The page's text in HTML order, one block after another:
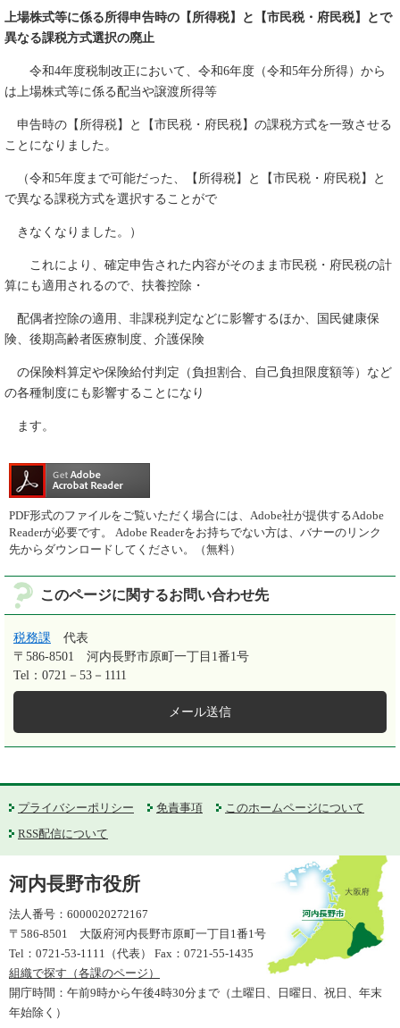
上場株式等に係る所得申告時の【所得税】と【市民税・府民税】とで
異なる課税方式選択の廃止
令和4年度税制改正において、令和6年度（令和5年分所得）から
は上場株式等に係る配当や譲渡所得等
申告時の【所得税】と【市民税・府民税】の課税方式を一致させる
ことになりました。
（令和5年度まで可能だった、【所得税】と【市民税・府民税】と
で異なる課税方式を選択することがで
きなくなりました。）
これにより、確定申告された内容がそのまま市民税・府民税の計
算にも適用されるので、扶養控除・
配偶者控除の適用、非課税判定などに影響するほか、国民健康保
険、後期高齢者医療制度、介護保険
の保険料算定や保険給付判定（負担割合、自己負担限度額等）など
の各種制度にも影響することになり
ます。
PDF形式のファイルをご覧いただく場合には、Adobe社が提供するAdobe
Readerが必要です。
Adobe Readerをお持ちでない方は、バナーのリンク
先からダウンロードしてください。（無料）
このページに関するお問い合わせ先
税務課
代表
〒586-8501
河内長野市原町一丁目1番1号
Tel：0721－53－1111
メール送信
プライバシーポリシー 免責事項
このホームページについて
RSS配信について
河内長野市役所
法人番号：6000020272167
〒586-8501 大阪府河内長野市原町一丁目1番1号
Tel：0721-53-1111（代表） Fax：0721-55-1435
組織で探す（各課のページ）
開庁時間：午前9時から午後4時30分まで（土曜日、日曜日、祝日、年末
年始除く）